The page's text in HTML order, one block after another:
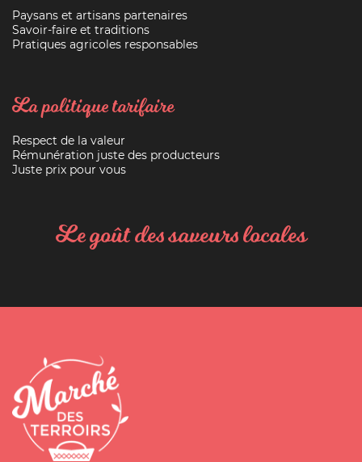
Paysans et artisans partenaires
Savoir-faire et traditions
Pratiques agricoles responsables
La politique tarifaire
Respect de la valeur
Rémunération juste des producteurs
Juste prix pour vous
Le goût des saveurs locales